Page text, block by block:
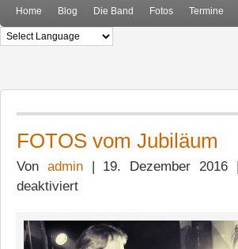
Home Blog Die Band Fotos Termine
FOTOS vom Jubiläum
Von admin| 19. Dezember 2016
deaktiviertfür
Jubiläum